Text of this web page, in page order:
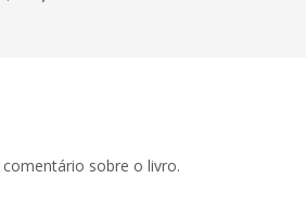
comentário sobre o livro.